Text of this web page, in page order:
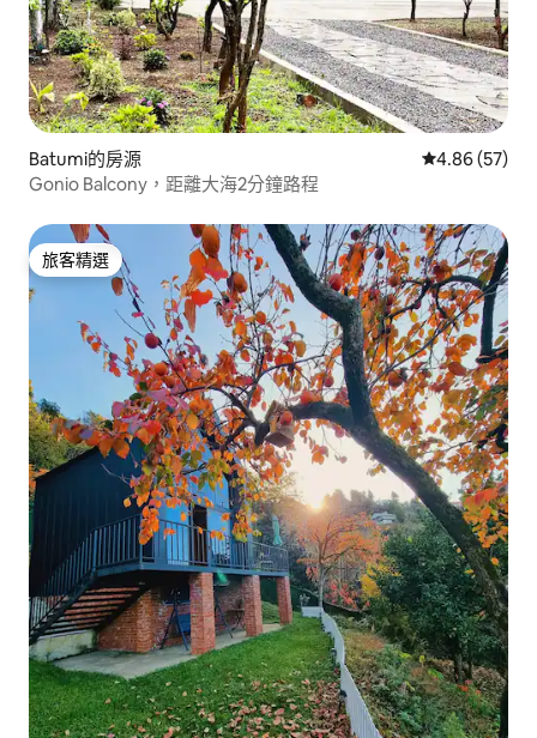
Batumi的房源 從 57 則評價
4.86 (57)
Gonio Balcony，距離大海2分鐘路程
旅客精選
旅客精選